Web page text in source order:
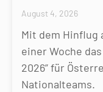
August 4, 2026
Mit dem Hinflug
einer Woche
2026” für
Nationalteams.